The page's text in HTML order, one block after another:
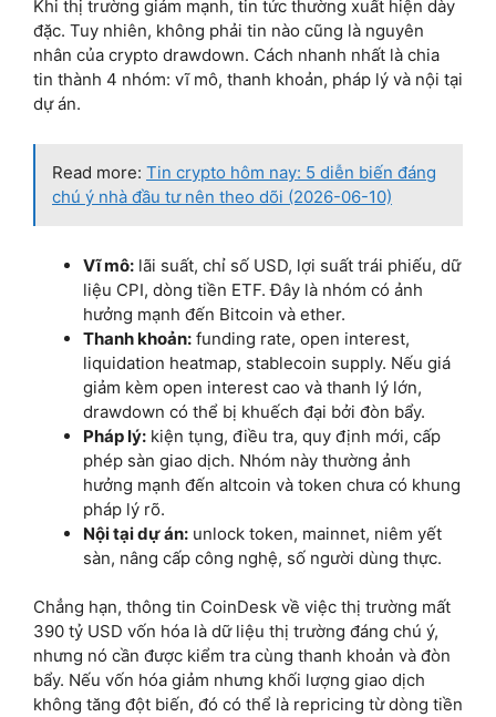
Khi thị trường giảm mạnh, tin tức thường xuất hiện dày
đặc. Tuy nhiên, không phải tin nào cũng là nguyên
nhân của crypto drawdown. Cách nhanh nhất là chia
tin thành 4 nhóm: vĩ mô, thanh khoản, pháp lý và nội tại
dự án.
Read more: Tin crypto hôm nay: 5 diễn biến đáng
chú ý nhà đầu tư nên theo dõi (2026-06-10)
Vĩ mô: lãi suất, chỉ số USD, lợi suất trái phiếu, dữ
liệu CPI, dòng tiền ETF. Đây là nhóm có ảnh
hưởng mạnh đến Bitcoin và ether.
Thanh khoản: funding rate, open interest,
liquidation heatmap, stablecoin supply. Nếu giá
giảm kèm open interest cao và thanh lý lớn,
drawdown có thể bị khuếch đại bởi đòn bẩy.
Pháp lý: kiện tụng, điều tra, quy định mới, cấp
phép sàn giao dịch. Nhóm này thường ảnh
hưởng mạnh đến altcoin và token chưa có khung
pháp lý rõ.
Nội tại dự án: unlock token, mainnet, niêm yết
sàn, nâng cấp công nghệ, số người dùng thực.
Chẳng hạn, thông tin CoinDesk về việc thị trường mất
390 tỷ USD vốn hóa là dữ liệu thị trường đáng chú ý,
nhưng nó cần được kiểm tra cùng thanh khoản và đòn
bẩy. Nếu vốn hóa giảm nhưng khối lượng giao dịch
không tăng đột biến, đó có thể là repricing từ dòng tiền